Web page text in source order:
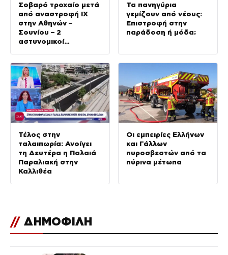
Σοβαρό τροχαίο μετά
από αναστροφή ΙΧ
στην Αθηνών –
Σουνίου – 2
αστυνομικοί
Τα πανηγύρια
γεμίζουν από νέους:
Επιστροφή στην
παράδοση ή μόδα;
Τέλος στην
ταλαιπωρία: Ανοίγει
τη Δευτέρα η Παλαιά
Παραλιακή στην
Καλλιθέα
Οι εμπειρίες Ελλήνων
και Γάλλων
πυροσβεστών από τα
πύρινα μέτωπα
// ΔΗΜΟΦΙΛΗ